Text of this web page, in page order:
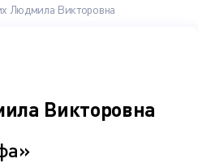
Людмила Викторовна
Викторовна